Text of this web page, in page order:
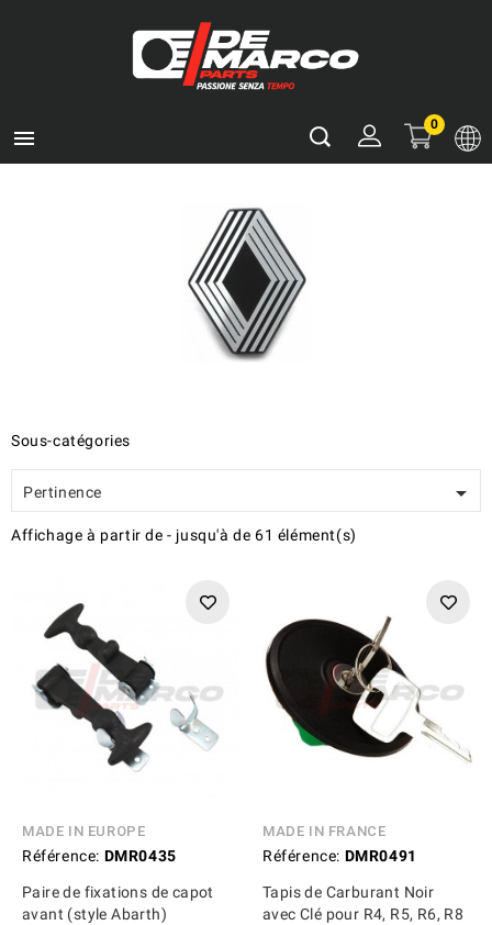

0
Sous-catégories
Pertinence 
Affichage à partir de- jusqu'àde 61 élément(s)
MADE IN EUROPE
Référence: DMR0435
Paire de fixations de capot
avant (style Abarth)
MADE IN FRANCE
Référence: DMR0491
Tapis de Carburant Noir
avec Clé pour R4, R5, R6, R8